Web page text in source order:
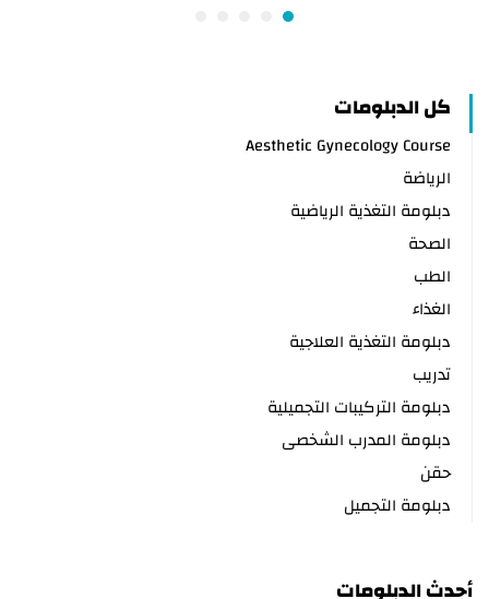
كل الدبلومات
Aesthetic Gynecology Course
الرياضة
دبلومة التغذية الرياضية
الصحة
الطب
الغذاء
دبلومة التغذية العلاجية
تدريب
دبلومة التركيبات التجميلية
دبلومة المدرب الشخصى
حقن
دبلومة التجميل
أحدث الدبلومات